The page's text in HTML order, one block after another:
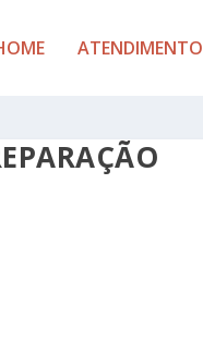
ATENDIMENTO